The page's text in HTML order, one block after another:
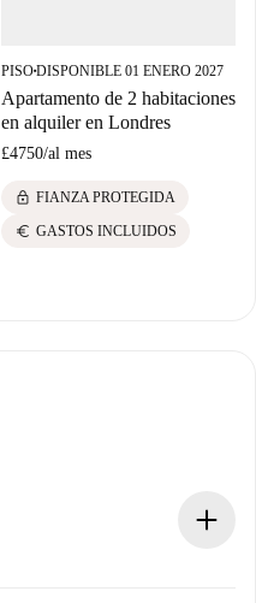
PISO■DISPONIBLE 01 ENERO 2027
Apartamento de 2 habitaciones
en alquiler en Londres
£4750/al mes
lock FIANZA PROTEGIDA
euro GASTOS INCLUIDOS